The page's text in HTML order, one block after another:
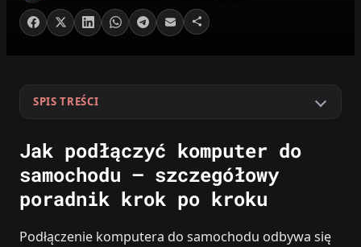
SPIS TREŚCI
Jak podłączyć komputer do
samochodu – szczegółowy
poradnik krok po kroku
Podłączenie komputera do samochodu odbywa się